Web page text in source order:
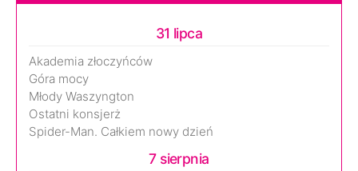
31 lipca
Akademia złoczyńców
Góra mocy
Młody Waszyngton
Ostatni konsjerż
Spider-Man. Całkiem nowy dzień
7 sierpnia